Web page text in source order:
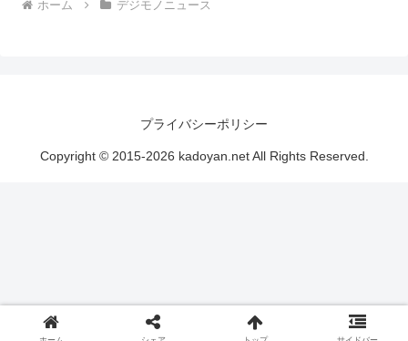
ホーム デジモノニュース
プライバシーポリシー
Copyright © 2015-2026 kadoyan.net All Rights Reserved.